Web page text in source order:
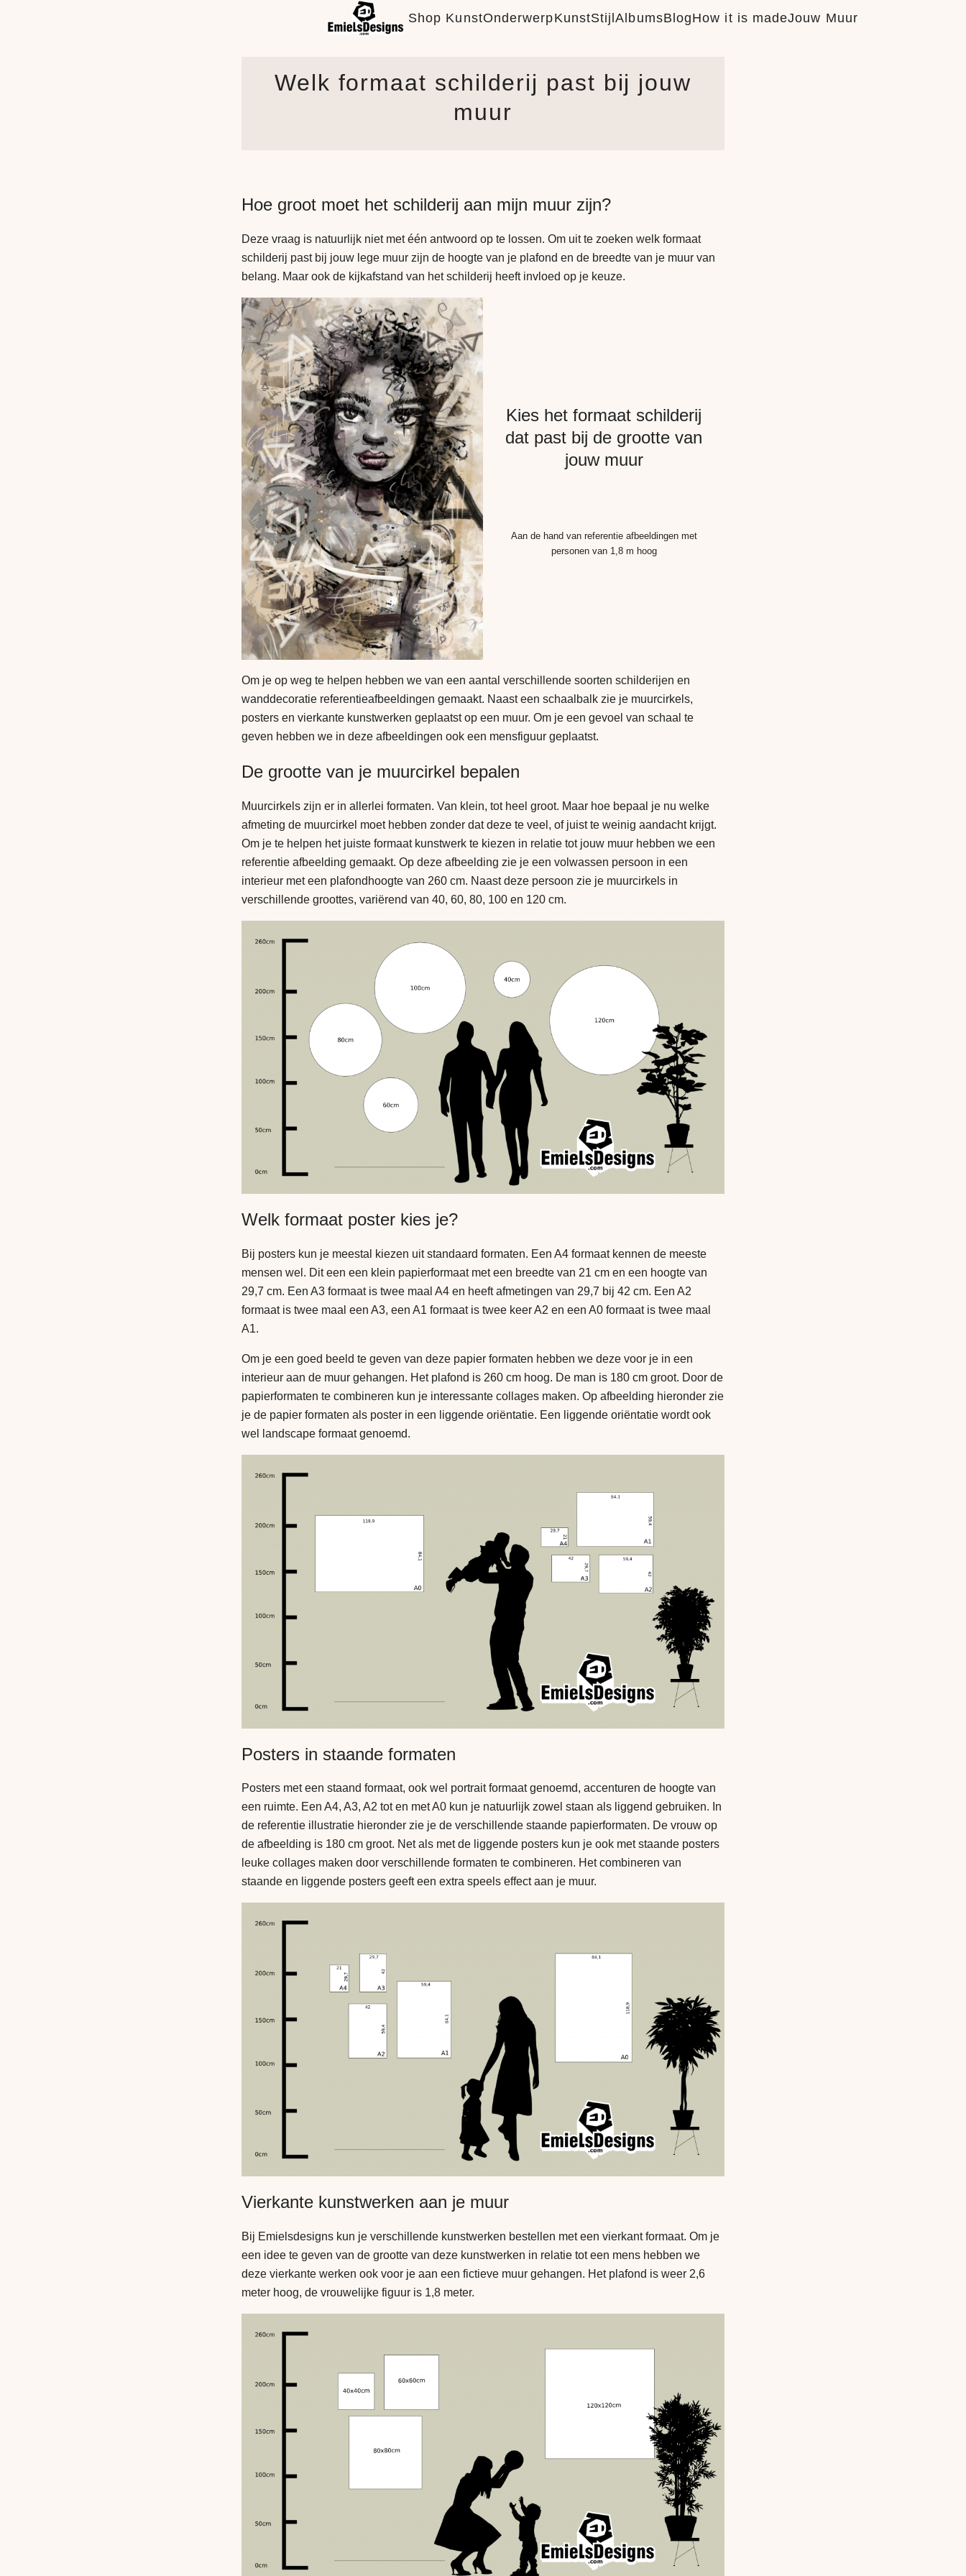
Shop KunstOnderwerpKunstStijlAlbumsBlogHow it is madeJouw Muur
Welk formaat schilderij past bij jouw
muur
Hoe groot moet het schilderij aan mijn muur zijn?
Deze vraag is natuurlijk niet met één antwoord op te lossen. Om uit te zoeken welk formaat
schilderij past bij jouw lege muur zijn de hoogte van je plafond en de breedte van je muur van
belang. Maar ook de kijkafstand van het schilderij heeft invloed op je keuze.
Kies het formaat schilderij
dat past bij de grootte van
jouw muur
Aan de hand van referentie afbeeldingen met
personen van 1,8 m hoog
Om je op weg te helpen hebben we van een aantal verschillende soorten schilderijen en
wanddecoratie referentieafbeeldingen gemaakt. Naast een schaalbalk zie je muurcirkels,
posters en vierkante kunstwerken geplaatst op een muur. Om je een gevoel van schaal te
geven hebben we in deze afbeeldingen ook een mensfiguur geplaatst.
De grootte van je muurcirkel bepalen
Muurcirkels zijn er in allerlei formaten. Van klein, tot heel groot. Maar hoe bepaal je nu welke
afmeting de muurcirkel moet hebben zonder dat deze te veel, of juist te weinig aandacht krijgt.
Om je te helpen het juiste formaat kunstwerk te kiezen in relatie tot jouw muur hebben we een
referentie afbeelding gemaakt. Op deze afbeelding zie je een volwassen persoon in een
interieur met een plafondhoogte van 260 cm. Naast deze persoon zie je muurcirkels in
verschillende groottes, variërend van 40, 60, 80, 100 en 120 cm.
Welk formaat poster kies je?
Bij posters kun je meestal kiezen uit standaard formaten. Een A4 formaat kennen de meeste
mensen wel. Dit een een klein papierformaat met een breedte van 21 cm en een hoogte van
29,7 cm. Een A3 formaat is twee maal A4 en heeft afmetingen van 29,7 bij 42 cm. Een A2
formaat is twee maal een A3, een A1 formaat is twee keer A2 en een A0 formaat is twee maal
A1.
Om je een goed beeld te geven van deze papier formaten hebben we deze voor je in een
interieur aan de muur gehangen. Het plafond is 260 cm hoog. De man is 180 cm groot. Door de
papierformaten te combineren kun je interessante collages maken. Op afbeelding hieronder zie
je de papier formaten als poster in een liggende oriëntatie. Een liggende oriëntatie wordt ook
wel landscape formaat genoemd.
Posters in staande formaten
Posters met een staand formaat, ook wel portrait formaat genoemd, accenturen de hoogte van
een ruimte. Een A4, A3, A2 tot en met A0 kun je natuurlijk zowel staan als liggend gebruiken. In
de referentie illustratie hieronder zie je de verschillende staande papierformaten. De vrouw op
de afbeelding is 180 cm groot. Net als met de liggende posters kun je ook met staande posters
leuke collages maken door verschillende formaten te combineren. Het combineren van
staande en liggende posters geeft een extra speels effect aan je muur.
Vierkante kunstwerken aan je muur
Bij Emielsdesigns kun je verschillende kunstwerken bestellen met een vierkant formaat. Om je
een idee te geven van de grootte van deze kunstwerken in relatie tot een mens hebben we
deze vierkante werken ook voor je aan een fictieve muur gehangen. Het plafond is weer 2,6
meter hoog, de vrouwelijke figuur is 1,8 meter.